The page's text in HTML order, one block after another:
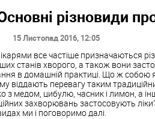
різновиди
15 Листопад 2016, 12:05
все частіше призначаються
станів хворого, а також вони
в домашній практиці. Що ж собою
віддають перевагу таким
з медом, цибулю, часник і лимон, а
захворювань застосовують
ми і поговоримо далі.